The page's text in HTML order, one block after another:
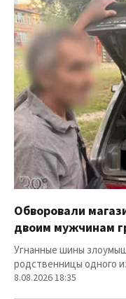
Обворовали
двоим мужчинам
Угнанные шины
родственницы одного
8.08.2026 18:35